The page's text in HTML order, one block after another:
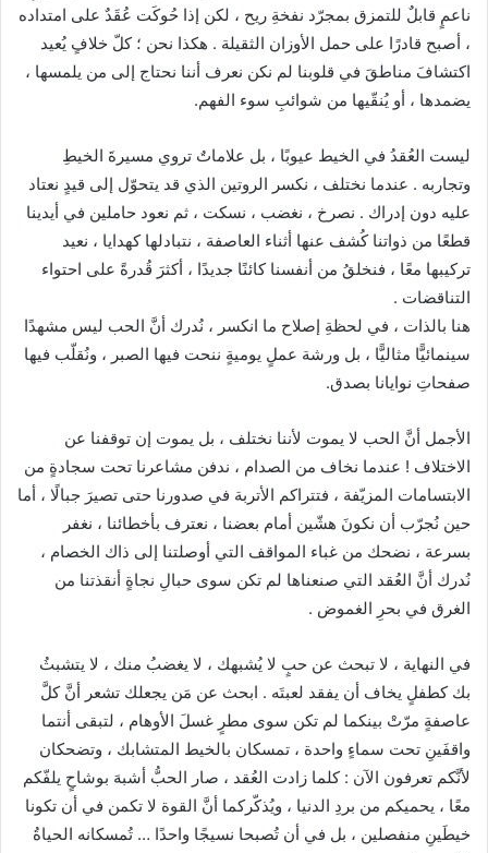
ا
ناعمٍ قابلٌ للتمزق بمجرّد نفخةِ ريح ، لكن إذا حُوكَت عُقَدٌ على امتداده
، أصبح قادرًا على حمل الأوزان الثقيلة . هكذا نحن ؛ كلّ خلافٍ يُعيد
اكتشافَ مناطقَ في قلوبنا لم نكن نعرف أننا نحتاج إلى من يلمسها ،
يضمدها ، أو يُنقّيها من شوائبِ سوء الفهم.
ليست العُقدُ في الخيط عيوبًا ، بل علاماتٌ تروي مسيرةَ الخيطِ
وتجاربه . عندما نختلف ، نكسر الروتين الذي قد يتحوّل إلى قيدٍ نعتاد
عليه دون إدراك . نصرخ ، نغضب ، نسكت ، ثم نعود حاملين في أيدينا
قطعًا من ذواتنا كُشف عنها أثناء العاصفة ، نتبادلها كهدايا ، نعيد
تركيبها معًا ، فنخلقُ من أنفسنا كائنًا جديدًا ، أكثرَ قُدرةً على احتواء
التناقضات .
هنا بالذات ، في لحظةِ إصلاح ما انكسر ، نُدرك أنَّ الحب ليس مشهدًا
سينمائيًّا مثاليًّا ، بل ورشة عملٍ يوميةٍ ننحت فيها الصبر ، ونُقلّب فيها
صفحاتِ نوايانا بصدق.
الأجمل أنَّ الحب لا يموت لأننا نختلف ، بل يموت إن توقفنا عن
الاختلاف ! عندما نخاف من الصدام ، ندفن مشاعرنا تحت سجادةٍ من
الابتسامات المزيّفة ، فتتراكم الأتربة في صدورنا حتى تصيرَ جبالًا ، أما
حين نُجرّب أن نكونَ هشّين أمام بعضنا ، نعترف بأخطائنا ، نغفر
بسرعة ، نضحك من غباء المواقف التي أوصلتنا إلى ذاك الخصام ،
نُدرك أنَّ العُقد التي صنعناها لم تكن سوى حبالِ نجاةٍ أنقذتنا من
الغرق في بحرِ الغموض .
في النهاية ، لا تبحث عن حبٍ لا يُشبهك ، لا يغضبُ منك ، لا يتشبثُ
بك كطفلٍ يخاف أن يفقد لعبتَه . ابحث عن مَن يجعلك تشعر أنَّ كلَّ
عاصفةٍ مرّتْ بينكما لم تكن سوى مطرٍ غسلَ الأوهام ، لتبقى أنتما
واقفَينِ تحت سماءٍ واحدة ، تمسكان بالخيط المتشابك ، وتضحكان
لأنَّكم تعرفون الآن : كلما زادت العُقد ، صار الحبُّ أشبهَ بوشاحٍ يلفّكم
معًا ، يحميكم من بردِ الدنيا ، ويُذكّركما أنَّ القوة لا تكمن في أن تكونا
خيطَينِ منفصلين ، بل في أن تُصبحا نسيجًا واحدًا … تُمسكانه الحياةُ